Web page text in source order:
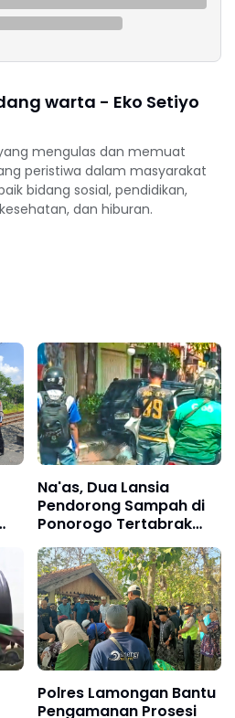
warta - Eko Setiyo
mengulas dan memuat
peristiwa dalam masyarakat
bidang sosial, pendidikan,
dan hiburan.
Na'as, Dua Lansia
Pendorong Sampah di
Ponorogo Tertabrak
Mobil Datsun, Satu
Meninggal Dunia, Satu
Luka-Luka
Polres Lamongan Bantu
Pengamanan Prosesi